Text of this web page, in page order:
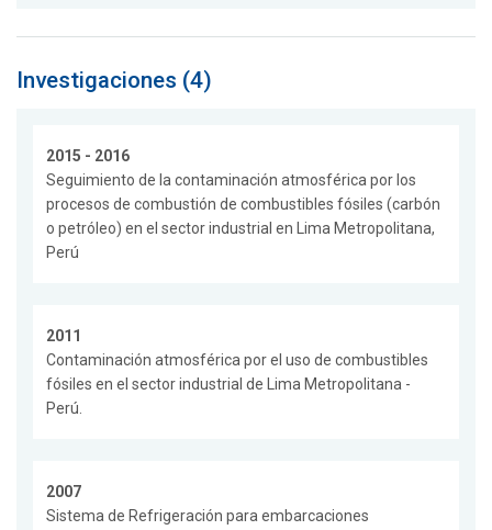
Investigaciones (4)
2015 - 2016
Seguimiento de la contaminación atmosférica por los
procesos de combustión de combustibles fósiles (carbón
o petróleo) en el sector industrial en Lima Metropolitana,
Perú
2011
Contaminación atmosférica por el uso de combustibles
fósiles en el sector industrial de Lima Metropolitana -
Perú.
2007
Sistema de Refrigeración para embarcaciones